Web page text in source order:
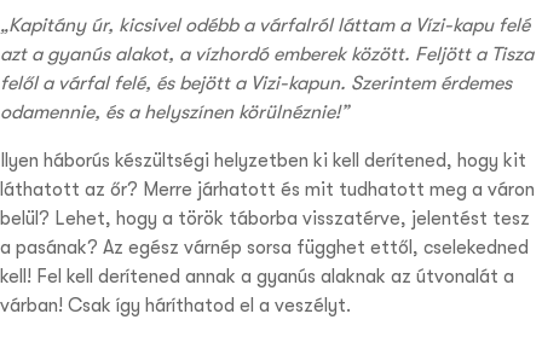
„Kapitány úr, kicsivel odébb a várfalról láttam a Vízi-kapu felé
azt a gyanús alakot, a vízhordó emberek között. Feljött a Tisza
felől a várfal felé, és bejött a Vizi-kapun. Szerintem érdemes
odamennie, és a helyszínen körülnéznie!”
Ilyen háborús készültségi helyzetben ki kell derítened, hogy kit
láthatott az őr? Merre járhatott és mit tudhatott meg a váron
belül? Lehet, hogy a török táborba visszatérve, jelentést tesz
a pasának? Az egész várnép sorsa függhet ettől, cselekedned
kell! Fel kell derítened annak a gyanús alaknak az útvonalát a
várban! Csak így háríthatod el a veszélyt.